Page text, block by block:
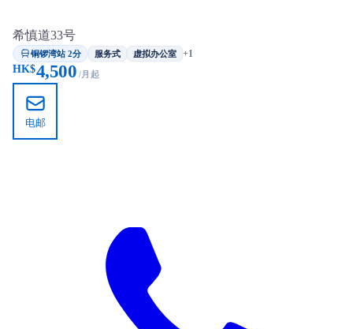
希慎道33号
铜锣湾站 2分 服务式 虚拟办公室 +1
HK$4,500 /月起
电邮